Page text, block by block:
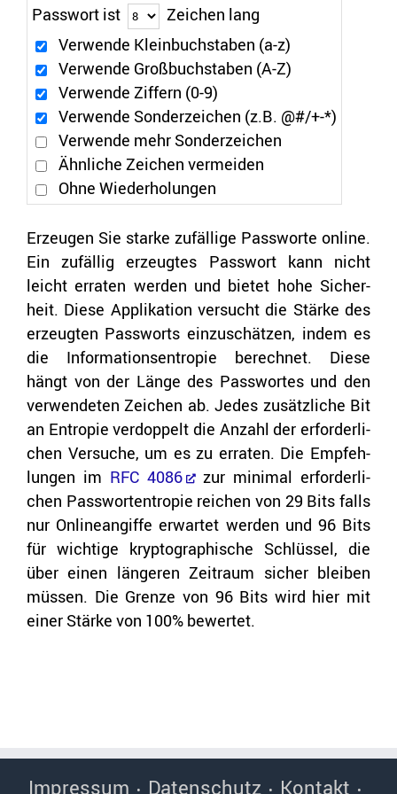
Pass­wort ist
Zei­chen lang
Ver­wen­de Klein­buch­sta­ben (a-z)
Ver­wen­de Groß­buch­sta­ben (A-Z)
Ver­wen­de Zif­fern (0-9)
Ver­wen­de Son­der­zei­chen (z.B. @#/+-*)
Ver­wen­de mehr Son­der­zei­chen
Ähn­li­che Zei­chen ver­mei­den
Ohne Wie­der­ho­lun­gen
Er­zeu­gen Sie star­ke zu­fäl­li­ge Pass­wor­te on­line.
Ein zu­fäl­lig er­zeug­tes Pass­wort kann nicht
leicht er­ra­ten wer­den und bie­tet hohe Si­cher­
heit. Diese Ap­pli­ka­ti­on ver­sucht die Stär­ke des
er­zeug­ten Pass­worts ein­zu­schät­zen, indem es
die In­for­ma­ti­ons­en­tro­pie be­rech­net. Diese
hängt von der Länge des Pass­wor­tes und den
ver­wen­de­ten Zei­chen ab. Jedes zu­sätz­li­che Bit
an En­tro­pie ver­dop­pelt die An­zahl der er­for­der­li­
chen Ver­su­che, um es zu er­ra­ten. Die Emp­feh­
lun­gen im RFC 4086
zur mi­ni­mal er­for­der­li­
chen Pass­wor­tentro­pie rei­chen von 29 Bits falls
nur On­line­an­gif­fe er­war­tet wer­den und 96 Bits
für wich­ti­ge kryp­to­gra­phi­sche Schlüs­sel, die
über einen län­ge­ren Zeit­raum si­cher blei­ben
müs­sen. Die Gren­ze von 96 Bits wird hier mit
einer Stär­ke von 100% be­wer­tet.
Impressum Datenschutz Kontakt